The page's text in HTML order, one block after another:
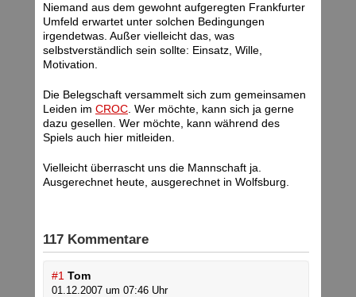
Niemand aus dem gewohnt aufgeregten Frankfurter
Umfeld erwartet unter solchen Bedingungen
irgendetwas. Außer vielleicht das, was
selbstverständlich sein sollte: Einsatz, Wille,
Motivation.
Die Belegschaft versammelt sich zum gemeinsamen
Leiden im CROC . Wer möchte, kann sich ja gerne
dazu gesellen. Wer möchte, kann während des
Spiels auch hier mitleiden.
Vielleicht überrascht uns die Mannschaft ja.
Ausgerechnet heute, ausgerechnet in Wolfsburg.
117 Kommentare
#1 Tom
01.12.2007 um 07:46 Uhr